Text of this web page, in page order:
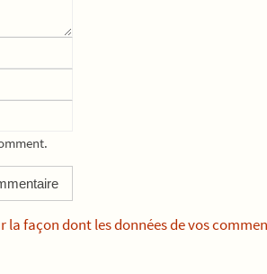
la façon dont les données de vos